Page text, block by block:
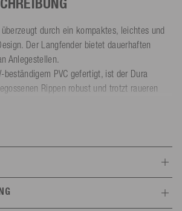
durch ein kompaktes, leichtes und
Der Langfender bietet dauerhaften
Anlegestellen.
beständigem PVC gefertigt, ist der Dura
Rippen robust und trotzt raueren
und Dellen. Die Leinenaugen sind
kannst du den Schiffsfender vertikal
Aufpumpen lässt sich der Bootsfender mit
mit einer manuellen Pumpe als auch mit
Luftdruck: 2 PSI / 0,14 Bar,